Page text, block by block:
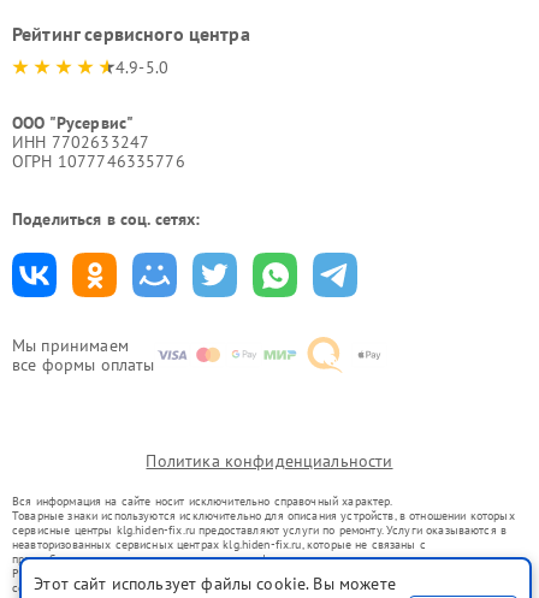
Мы принимаем
все формы оплаты
Рейтинг сервисного центра
4.9-5.0
ООО "Русервис"
ИНН 7702633247
ОГРН 1077746335776
Поделиться в соц. сетях:
Политика конфиденциальности
Вся информация на сайте носит исключительно справочный характер.
Товарные знаки используются исключительно для описания устройств, в отношении которых
сервисные центры klg.hiden-fix.ru предоставляют услуги по ремонту. Услуги оказываются в
неавторизованных сервисных центрах klg.hiden-fix.ru, которые не связаны с
правообладателями товарных знаков или их официальными представителями.
Ремонт осуществляется для устройств, уже введенных в гражданский оборот в соответствии
со статьей 1487 ГК РФ.
Этот сайт использует файлы cookie. Вы можете